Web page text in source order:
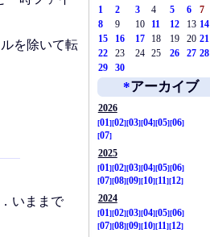
を除いて転
いままで
1
2 3 4 5 6
7
8
9 10 11 12 13 14
15
16 17 18 19 20 21
22
23 24 25 26 27 28
29
30
*アーカイブ
2026
01
02 03 04 05 06
07
2025
01
02 03 04 05 06
07 08 09 10 11
12
2024
01
02 03 04 05 06
07 08 09 10 11
12